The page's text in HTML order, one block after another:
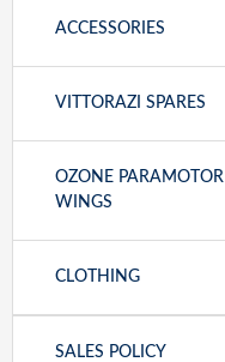
ACCESSORIES
VITTORAZI SPARES
OZONE PARAMOTOR
WINGS
CLOTHING
SALES POLICY